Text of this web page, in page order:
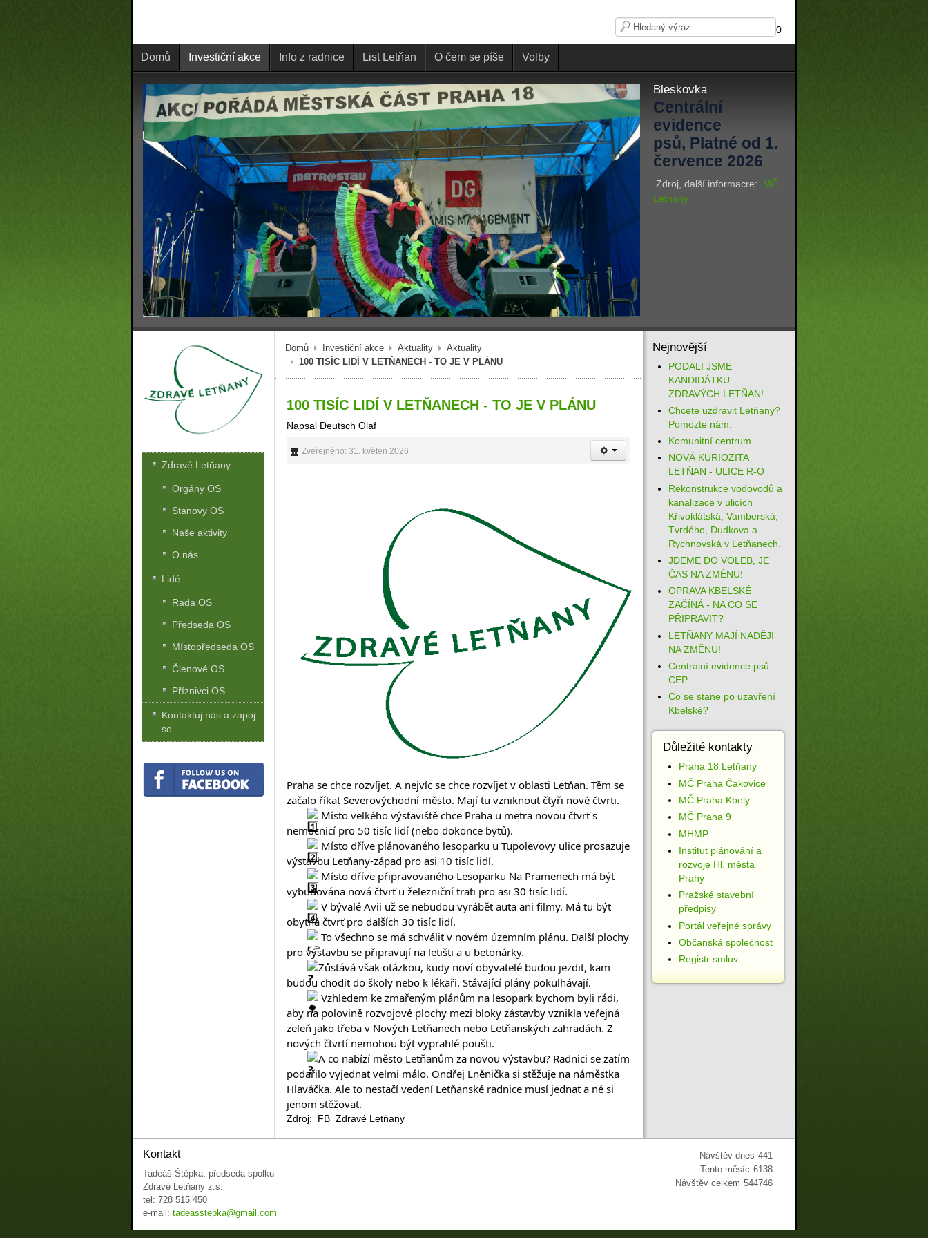
0
Domů Investiční akce Info z radnice List Letňan O čem se píše Volby
Bleskovka
Centrální
evidence
psů, Platné od 1.
července 2026
Zdroj, další informacre: MČ
Letnany
Domů Investiční akce Aktuality
Aktuality
100 TISÍC LIDÍ V LETŇANECH - TO JE V PLÁNU
100 TISÍC LIDÍ V LETŇANECH - TO JE V PLÁNU
Napsal Deutsch Olaf
Zveřejněno: 31. květen 2026
Praha se chce rozvíjet. A nejvíc se chce rozvíjet v oblasti Letňan. Těm se
začalo říkat Severovýchodní město. Mají tu vzniknout čtyři nové čtvrti.
Místo velkého výstaviště chce Praha u metra novou čtvrť s
nemocnicí pro 50 tisíc lidí (nebo dokonce bytů).
Místo dříve plánovaného lesoparku u Tupolevovy ulice prosazuje
výstavbu Letňany-západ pro asi 10 tisíc lidí.
Místo dříve připravovaného Lesoparku Na Pramenech má být
vybudována nová čtvrť u železniční trati pro asi 30 tisíc lidí.
V bývalé Avii už se nebudou vyrábět auta ani filmy. Má tu být
obytná čtvrť pro dalších 30 tisíc lidí.
To všechno se má schválit v novém územním plánu. Další plochy
pro výstavbu se připravují na letišti a u betonárky.
Zůstává však otázkou, kudy noví obyvatelé budou jezdit, kam
budou chodit do školy nebo k lékaři. Stávající plány pokulhávají.
Vzhledem ke zmařeným plánům na lesopark bychom byli rádi,
aby na polovině rozvojové plochy mezi bloky zástavby vznikla veřejná
zeleň jako třeba v Nových Letňanech nebo Letňanských zahradách. Z
nových čtvrtí nemohou být vyprahlé poušti.
A co nabízí město Letňanům za novou výstavbu? Radnici se zatím
podařilo vyjednat velmi málo. Ondřej Lněnička si stěžuje na náměstka
Hlaváčka. Ale to nestačí vedení Letňanské radnice musí jednat a né si
jenom stěžovat.
Zdroj: FB Zdravé Letňany
Zdravé Letňany
Orgány OS
Stanovy OS
Naše aktivity
O nás
Lidé
Rada OS
Předseda OS
Místopředseda OS
Členové OS
Příznivci OS
Kontaktuj nás a zapoj
se
Nejnovější
PODALI JSME
KANDIDÁTKU
ZDRAVÝCH LETŇAN!
Chcete uzdravit Letňany?
Pomozte nám.
Komunitní centrum
NOVÁ KURIOZITA
LETŇAN - ULICE R-O
Rekonstrukce vodovodů a
kanalizace v ulicích
Křivoklátská, Vamberská,
Tvrdého, Dudkova a
Rychnovská v Letňanech.
JDEME DO VOLEB, JE
ČAS NA ZMĚNU!
OPRAVA KBELSKÉ
ZAČÍNÁ - NA CO SE
PŘIPRAVIT?
LETŇANY MAJÍ NADĚJI
NA ZMĚNU!
Centrální evidence psů
CEP
Co se stane po uzavření
Kbelské?
Důležité kontakty
Praha 18 Letňany
MČ Praha Čakovice
MČ Praha Kbely
MČ Praha 9
MHMP
Institut plánování a
rozvoje Hl. města
Prahy
Pražské stavební
předpisy
Portál veřejné správy
Občanská společnost
Registr smluv
Kontakt
Tadeáš Štěpka, předseda spolku
Zdravé Letňany z.s.
tel: 728 515 450
e-mail: tadeasstepka@gmail.com
Návštěv dnes 441
Tento měsíc 6138
Návštěv celkem 544746